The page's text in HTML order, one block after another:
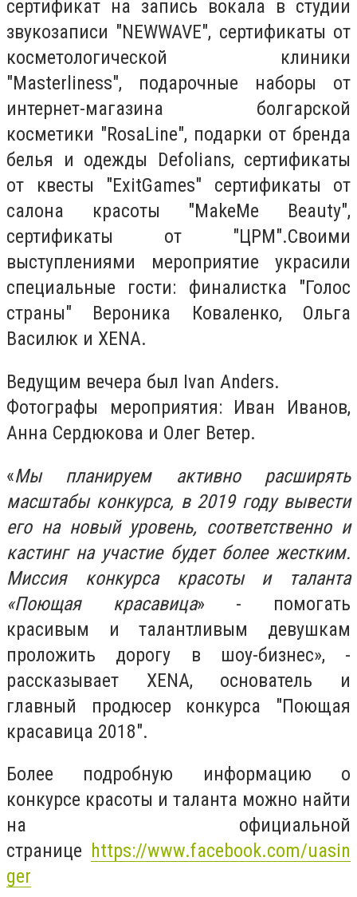
сертификат на запись вокала в студии
звукозаписи "NEWWAVE", сертификаты от
косметологической клиники
"Masterliness", подарочные наборы от
интернет-магазина болгарской
косметики "RosaLine", подарки от бренда
белья и одежды Defolians, сертификаты
от квесты "ExitGames" сертификаты от
салона красоты "MakeMe Beauty",
сертификаты от "ЦРМ".Своими
выступлениями мероприятие украсили
специальные гости: финалистка "Голос
страны" Вероника Коваленко, Ольга
Василюк и XENA.
Ведущим вечера был Ivan Anders.
Фотографы мероприятия: Иван Иванов,
Анна Сердюкова и Олег Ветер.
«Мы планируем активно расширять
масштабы конкурса, в 2019 году вывести
его на новый уровень, соответственно и
кастинг на участие будет более жестким.
Миссия конкурса красоты и таланта
«Поющая красавица» - помогать
красивым и талантливым девушкам
проложить дорогу в шоу-бизнес», -
рассказывает XENA, основатель и
главный продюсер конкурса "Поющая
красавица 2018".
Более подробную информацию о
конкурсе красоты и таланта можно найти
на официальной
странице https://www.facebook.com/uasin
ger